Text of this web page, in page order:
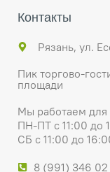
Контакты
Рязань, ул.
Пик торгово-
площади
Мы работаем для
ПН-ПТ с 11:00 до
СБ с 11:00 до
8 (991) 346 02